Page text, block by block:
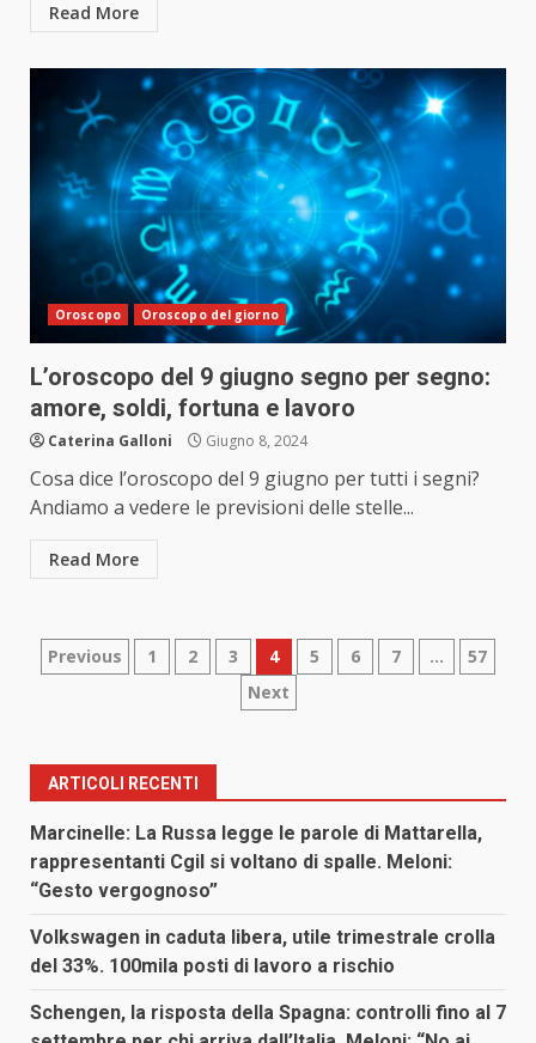
Read More
Oroscopo Oroscopo del giorno
L’oroscopo del 9 giugno segno per segno:
amore, soldi, fortuna e lavoro
Caterina Galloni Giugno 8, 2024
Cosa dice l’oroscopo del 9 giugno per tutti i segni?
Andiamo a vedere le previsioni delle stelle...
Read More
Paginazione
articoli
Previous 1 2 3 4 5 6 7 …
57
Next
ARTICOLI RECENTI
Marcinelle: La Russa legge le parole di Mattarella,
rappresentanti Cgil si voltano di spalle. Meloni:
“Gesto vergognoso”
Volkswagen in caduta libera, utile trimestrale crolla
del 33%. 100mila posti di lavoro a rischio
Schengen, la risposta della Spagna: controlli fino al 7